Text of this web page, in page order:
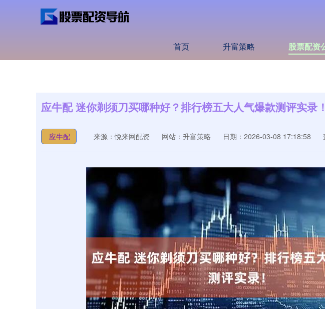
首页 升富策略 股票配资
应牛配 迷你剃须刀买哪种好？排行榜五大人气爆款测评实录！
应牛配 来源：悦来网配资 网站：升富策略 日期：2026-03-08 17:18:58